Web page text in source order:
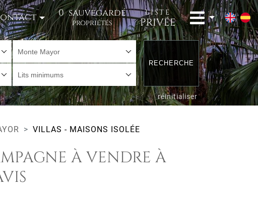
0 sauvegardé
propriétés
LISTE
PRIVÉE
Monte Mayor
Lits minimums
RECHERCHE
réinitialiser
VILLAS - MAISONS ISOLÉE
À VENDRE À